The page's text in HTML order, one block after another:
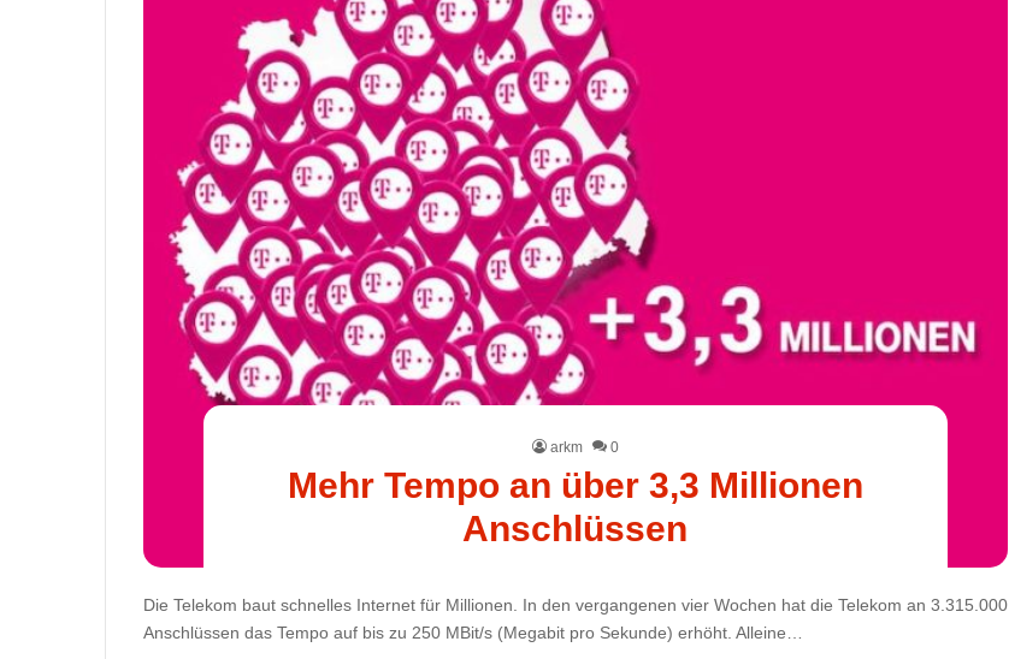
arkm 0
Mehr Tempo an über 3,3 Millionen
Anschlüssen
Die Telekom baut schnelles Internet für Millionen. In den vergangenen vier Wochen hat die Telekom an 3.315.000
Anschlüssen das Tempo auf bis zu 250 MBit/s (Megabit pro Sekunde) erhöht. Alleine…